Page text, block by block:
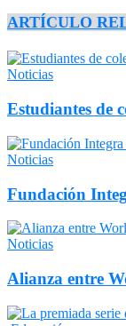
ARTÍCULO
Noticias
Estudiantes de
Noticias
Fundación
Noticias
Alianza entre